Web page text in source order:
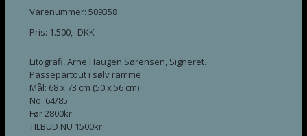
Varenummer: 509358
Pris: 1.500,- DKK
Litografi, Arne Haugen Sørensen, Signeret.
Passepartout i sølv ramme
Mål: 68 x 73 cm (50 x 56 cm)
No. 64/85
Før 2800kr
TILBUD NU 1500kr